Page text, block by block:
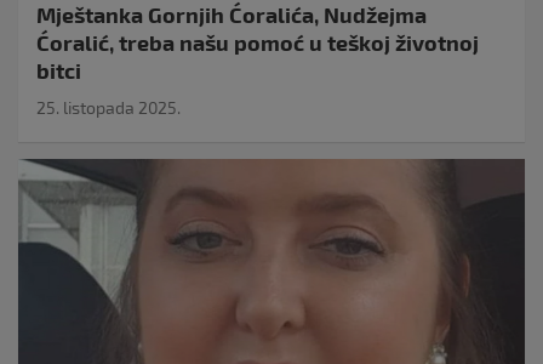
Mještanka Gornjih Ćoralića, Nudžejma
Ćoralić, treba našu pomoć u teškoj životnoj
bitci
25. listopada 2025.